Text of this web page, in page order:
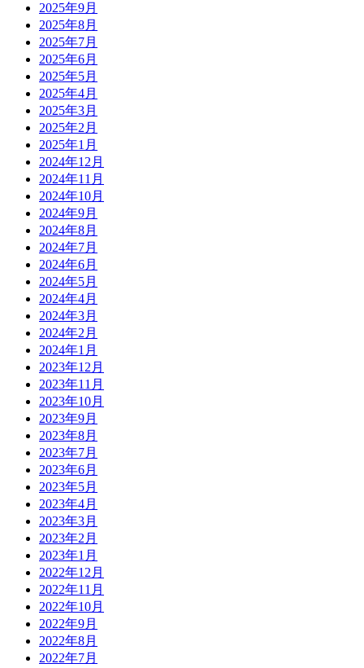
2025年9月
2025年8月
2025年7月
2025年6月
2025年5月
2025年4月
2025年3月
2025年2月
2025年1月
2024年12月
2024年11月
2024年10月
2024年9月
2024年8月
2024年7月
2024年6月
2024年5月
2024年4月
2024年3月
2024年2月
2024年1月
2023年12月
2023年11月
2023年10月
2023年9月
2023年8月
2023年7月
2023年6月
2023年5月
2023年4月
2023年3月
2023年2月
2023年1月
2022年12月
2022年11月
2022年10月
2022年9月
2022年8月
2022年7月